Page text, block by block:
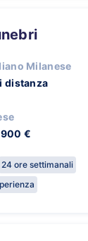
Milanese
distanza
€
24 ore settimanali